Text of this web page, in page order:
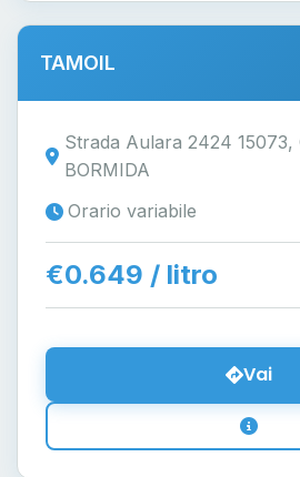
TAMOIL
Strada Aulara 2424 15073,
BORMIDA
Orario variabile
€0.649 / litro
Vai